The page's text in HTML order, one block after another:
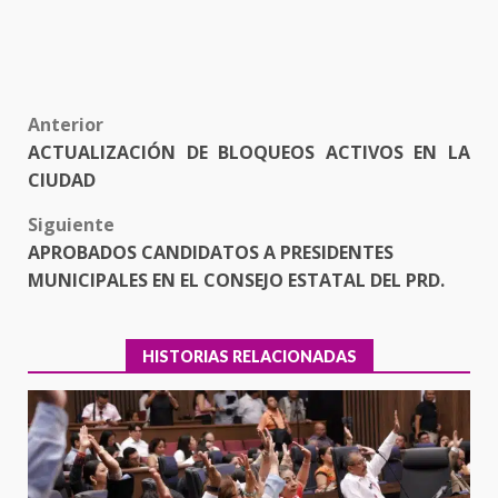
Post
navigation
Anterior
ACTUALIZACIÓN DE BLOQUEOS ACTIVOS EN LA
CIUDAD
Siguiente
APROBADOS CANDIDATOS A PRESIDENTES
MUNICIPALES EN EL CONSEJO ESTATAL DEL PRD.
HISTORIAS RELACIONADAS